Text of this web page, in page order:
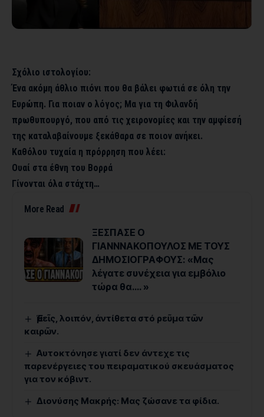
Σχόλιο ιστολογίου:
Ένα ακόμη άθλιο πιόνι που θα βάλει φωτιά σε όλη την
Ευρώπη. Για ποιαν ο λόγος; Μα για τη Φιλανδή
πρωθυπουργό, που από τις χειρονομίες και την αμφίεσή
της καταλαβαίνουμε ξεκάθαρα σε ποιον ανήκει.
Καθόλου τυχαία η πρόρρηση που λέει:
Ουαί στα έθνη του Βορρά
Γίνονται όλα στάχτη…
More Read
ΞΕΣΠΑΣΕ Ο
ΓΙΑΝΝΝΑΚΟΠΟΥΛΟΣ ΜΕ ΤΟΥΣ
ΔΗΜΟΣΙΟΓΡΑΦΟΥΣ: «Μας
λέγατε συνέχεια για εμβόλιο
τώρα θα…. »
Ἐμεῖς, λοιπόν, ἀντίθετα στό ρεῦμα τῶν
καιρῶν.
Αυτοκτόνησε γιατί δεν άντεχε τις
παρενέργειες του πειραματικού σκευάσματος
για τον κόβιντ.
Διονύσης Μακρής: Μας ζώσανε τα φίδια.